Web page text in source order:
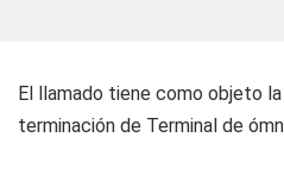
El llamado tiene como objeto
terminación de Terminal de